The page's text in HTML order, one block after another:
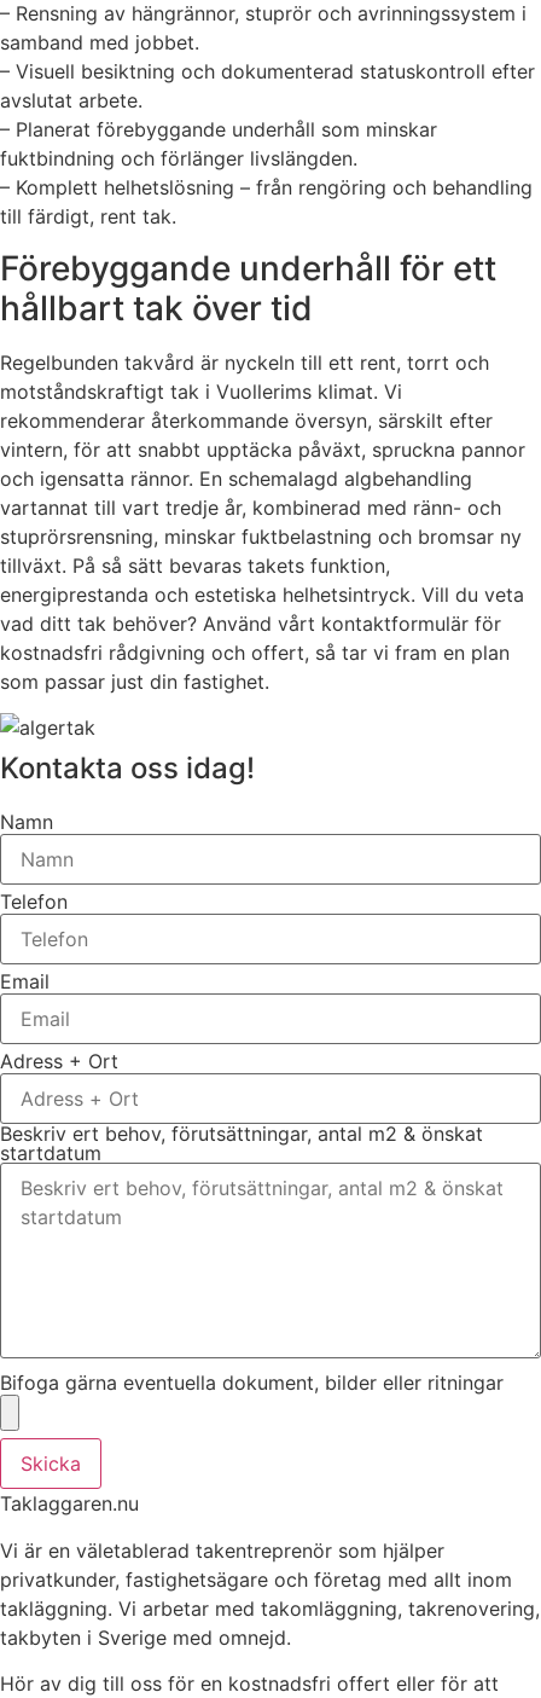
– Rensning av hängrännor, stuprör och avrinningssystem i
samband med jobbet.
– Visuell besiktning och dokumenterad statuskontroll efter
avslutat arbete.
– Planerat förebyggande underhåll som minskar
fuktbindning och förlänger livslängden.
– Komplett helhetslösning – från rengöring och behandling
till färdigt, rent tak.
Förebyggande underhåll för ett
hållbart tak över tid
Regelbunden takvård är nyckeln till ett rent, torrt och
motståndskraftigt tak i Vuollerims klimat. Vi
rekommenderar återkommande översyn, särskilt efter
vintern, för att snabbt upptäcka påväxt, spruckna pannor
och igensatta rännor. En schemalagd algbehandling
vartannat till vart tredje år, kombinerad med ränn- och
stuprörsrensning, minskar fuktbelastning och bromsar ny
tillväxt. På så sätt bevaras takets funktion,
energiprestanda och estetiska helhetsintryck. Vill du veta
vad ditt tak behöver? Använd vårt kontaktformulär för
kostnadsfri rådgivning och offert, så tar vi fram en plan
som passar just din fastighet.
Kontakta oss idag!
Namn
Telefon
Email
Adress + Ort
Beskriv ert behov, förutsättningar, antal m2 & önskat
startdatum
Bifoga gärna eventuella dokument, bilder eller ritningar
Skicka
Taklaggaren.nu
Vi är en väletablerad takentreprenör som hjälper
privatkunder, fastighetsägare och företag med allt inom
takläggning. Vi arbetar med takomläggning, takrenovering,
takbyten i Sverige med omnejd.
Hör av dig till oss för en kostnadsfri offert eller för att